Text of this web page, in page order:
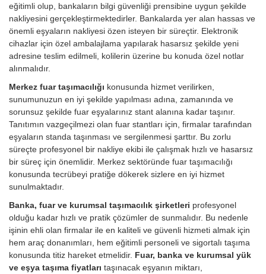
eğitimli olup, bankaların bilgi güvenliği prensibine uygun şekilde
nakliyesini gerçekleştirmektedirler. Bankalarda yer alan hassas ve
önemli eşyaların nakliyesi özen isteyen bir süreçtir. Elektronik
cihazlar için özel ambalajlama yapılarak hasarsız şekilde yeni
adresine teslim edilmeli, kolilerin üzerine bu konuda özel notlar
alınmalıdır.
Merkez fuar taşımacılığı konusunda hizmet verilirken,
sunumunuzun en iyi şekilde yapılması adına, zamanında ve
sorunsuz şekilde fuar eşyalarınız stant alanına kadar taşınır.
Tanıtımın vazgeçilmezi olan fuar stantları için, firmalar tarafından
eşyaların standa taşınması ve sergilenmesi şarttır. Bu zorlu
süreçte profesyonel bir nakliye ekibi ile çalışmak hızlı ve hasarsız
bir süreç için önemlidir. Merkez sektöründe fuar taşımacılığı
konusunda tecrübeyi pratiğe dökerek sizlere en iyi hizmet
sunulmaktadır.
Banka, fuar ve kurumsal taşımacılık şirketleri profesyonel
olduğu kadar hızlı ve pratik çözümler de sunmalıdır. Bu nedenle
işinin ehli olan firmalar ile en kaliteli ve güvenli hizmeti almak için
hem araç donanımları, hem eğitimli personeli ve sigortalı taşıma
konusunda titiz hareket etmelidir. Fuar, banka ve kurumsal yük
ve eşya taşıma fiyatları taşınacak eşyanın miktarı,